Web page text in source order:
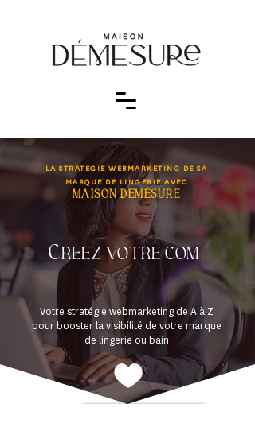
LA STRATEGIE WEBMARKETING DE SA
MARQUE DE LINGERIE AVEC
maison démesure
créez votre com
Votre stratégie webmarketing de A à Z
pour booster la visibilité de votre marque
de lingerie ou bain